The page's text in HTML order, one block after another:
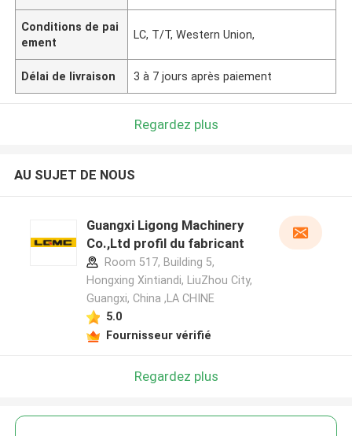
Conditions de pai
ement
LC, T/T, Western Union,
Délai de livraison 3 à 7 jours après paiement
Regardez plus
AU SUJET DE NOUS
Guangxi Ligong Machinery
Co.,Ltd profil du fabricant
Room 517, Building 5,
Hongxing Xintiandi, LiuZhou City,
Guangxi, China ,LA CHINE
5.0
Fournisseur vérifié
Regardez plus